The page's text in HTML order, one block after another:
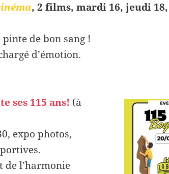
, 2 films, mardi 16, jeudi
de bon sang !
d’émotion.
ses 115 ans! (à
expo photos,
de l’harmonie